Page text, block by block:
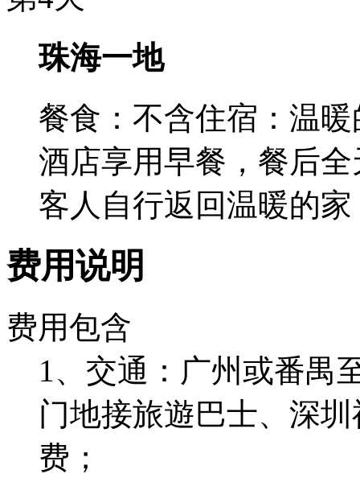
珠海一地
餐食：不含住宿：温暖
酒店享用早餐，餐后
客人自行返回温暖的家
费用说明
费用包含
1、交通：广州或番禺
门地接旅遊巴士、深
费；